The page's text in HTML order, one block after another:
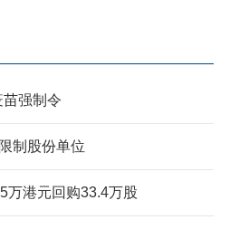
强制令
制股份单位
港元回购33.4万股